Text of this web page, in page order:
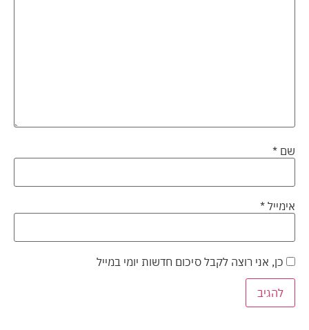
שם *
אימייל *
כן, אני רוצה לקבל סיכום חדשות יומי במייל